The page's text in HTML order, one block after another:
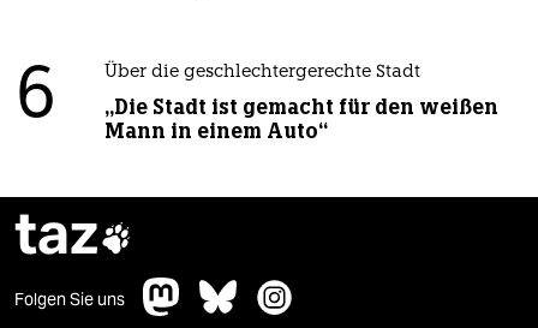
6 Über die geschlechtergerechte Stadt
„Die Stadt ist gemacht für den weißen
Mann in einem Auto“
taz
Folgen Sie uns